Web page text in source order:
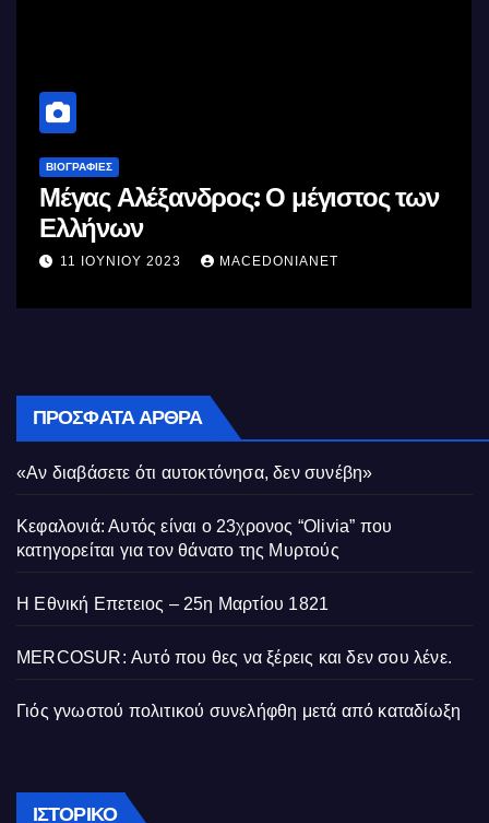
ΒΙΟΓΡΑΦΊΕΣ
Μέγας Αλέξανδρος: Ο μέγιστος των
Ελλήνων
11 ΙΟΥΝΊΟΥ 2023 MACEDONIANET
ΠΡΌΣΦΑΤΑ ΆΡΘΡΑ
«Αν διαβάσετε ότι αυτοκτόνησα, δεν συνέβη»
Κεφαλονιά: Αυτός είναι ο 23χρονος “Olivia” που
κατηγορείται για τον θάνατο της Μυρτούς
Η Εθνική Επετειος – 25η Μαρτίου 1821
MERCOSUR: Αυτό που θες να ξέρεις και δεν σου λένε.
Γιός γνωστού πολιτικού συνελήφθη μετά από καταδίωξη
ΙΣΤΟΡΙΚΌ Ιστορικό